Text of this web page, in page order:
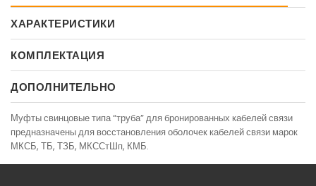
ХАРАКТЕРИСТИКИ
КОМПЛЕКТАЦИЯ
ДОПОЛНИТЕЛЬНО
Муфты свинцовые типа “труба” для бронированных кабелей связи
предназначены для восстановления оболочек кабелей связи марок
МКСБ, ТБ, ТЗБ, МКССтШп, КМБ.